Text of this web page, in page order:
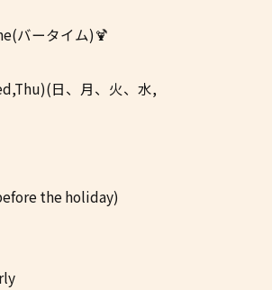
バータイム)🍹
日、月、火、水,
the holiday)